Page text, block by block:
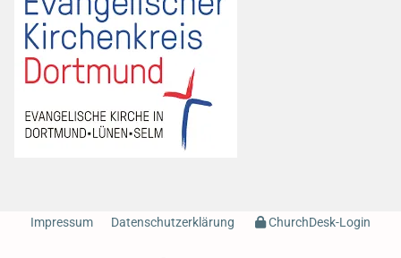
Impressum Datenschutzerklärung ChurchDesk-Login